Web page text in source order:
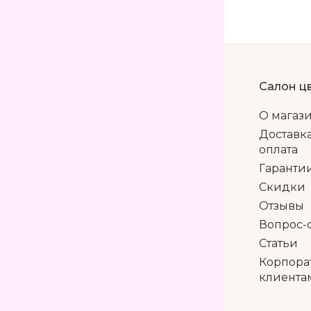
Салон
О
оплата
Скидки
Отзывы
Вопрос-
Статьи